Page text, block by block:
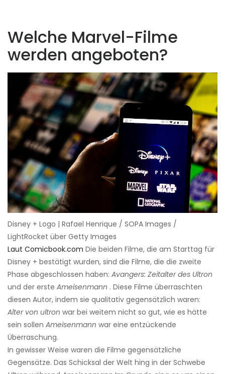
Welche Marvel-Filme
werden angeboten?
Disney + Logo | Rafael Henrique / SOPA Images /
LightRocket über Getty Images
Laut Comicbook.com Die beiden Filme, die am Starttag für
Disney + bestätigt wurden, sind die Filme, die die zweite
Phase abgeschlossen haben: Avangers: Zeitalter des Ultron
und der erste Ameisenmann . Diese Filme überraschten
diesen Autor, indem sie qualitativ gegensätzlich waren:
Alter von ultron war bei weitem nicht so gut, wie es hätte
sein sollen Ameisenmann war eine entzückende
Überraschung.
In gewisser Weise waren die Filme gegensätzliche
Gegensätze. Das Schicksal der Welt hing in der Schwebe